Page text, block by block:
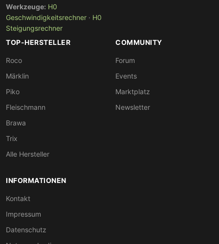
Werkzeuge: H0
Geschwindigkeitsrechner · H0
Steigungsrechner
TOP-HERSTELLER
Roco
Märklin
Piko
Fleischmann
Brawa
Trix
Alle Hersteller
COMMUNITY
Forum
Events
Marktplatz
Newsletter
INFORMATIONEN
Kontakt
Impressum
Datenschutz